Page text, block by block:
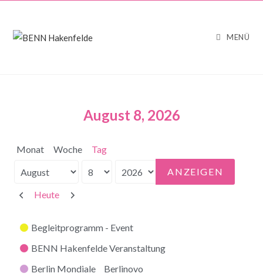
MENÜ
August 8, 2026
Monat Woche Tag
Monat
Tag
Jahr
Zurück
Heute Weiter
Kategorien
Begleitprogramm - Event
BENN Hakenfelde Veranstaltung
Berlin Mondiale
Berlinovo